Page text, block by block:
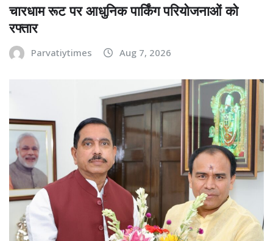
चारधाम रूट पर आधुनिक पार्किंग परियोजनाओं को
रफ्तार
Parvatiytimes Aug 7, 2026